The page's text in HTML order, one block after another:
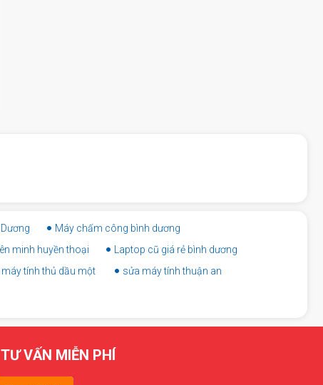
Dương
Máy chấm công bình dương
minh huyền thoại
Laptop cũ giá rẻ bình dương
tính thủ dầu một
sửa máy tính thuận an
VẤN MIỄN PHÍ